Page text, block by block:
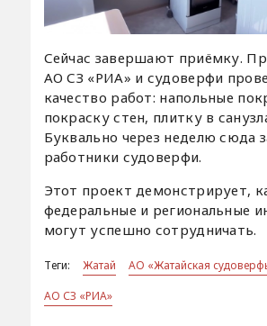
Сейчас завершают приёмку.
АО СЗ «РИА» и судоверфи
качество работ: напольные
покраску стен, плитку в
Буквально через неделю сюда
работники судоверфи.
Этот проект демонстрирует,
федеральные и региональные
могут успешно сотрудничать.
Теги: Жатай
АО «Жатайская
АО СЗ «РИА»